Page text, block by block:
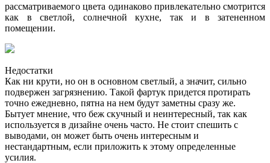
рассматриваемого цвета одинаково привлекательно смотрится
как в светлой, солнечной кухне, так и в затененном
помещении.
Недостатки
Как ни крути, но он в основном светлый, а значит, сильно
подвержен загрязнению. Такой фартук придется протирать
точно ежедневно, пятна на нем будут заметны сразу же.
Бытует мнение, что беж скучный и неинтересный, так как
используется в дизайне очень часто. Не стоит спешить с
выводами, он может быть очень интересным и
нестандартным, если приложить к этому определенные
усилия.